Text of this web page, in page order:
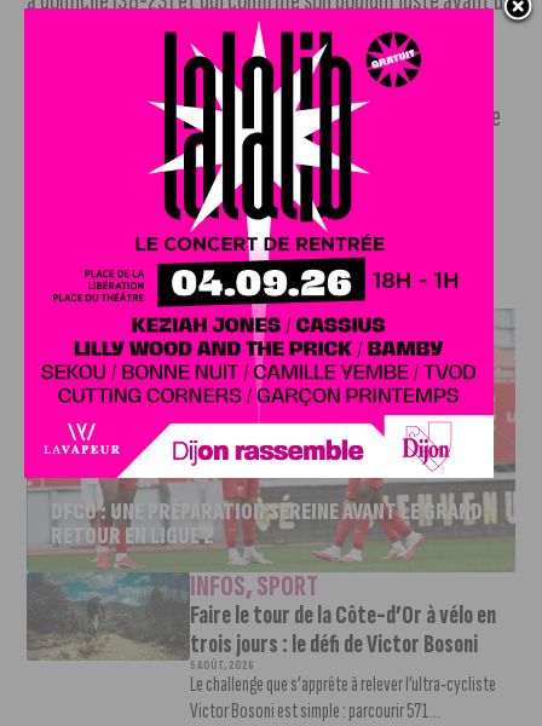
partir en trêve hivernale.
En Coupe d’Europe, la JDA Basket joue la première place
de son groupe face à Ludwigsbourg, ce soir à 20 h au Palais
+ d’infos sur la billetterie en ligne
J'AIME LE DFCO
DFCO : UNE PRÉPARATION SEREINE AVANT LE GRAND
RETOUR EN LIGUE 2
INFOS,SPORT
Faire le tour de la Côte-d’Or à vélo en
trois jours : le défi de Victor Bosoni
5 AOÛT, 2026
Le challenge que s’apprête à relever l’ultra-cycliste
Victor Bosoni est simple : parcourir 571...